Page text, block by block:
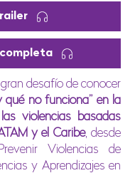
desafío de conocer
qué no funciona” en la
violencias basadas
y el Caribe, desde
Violencias de
y Aprendizajes en